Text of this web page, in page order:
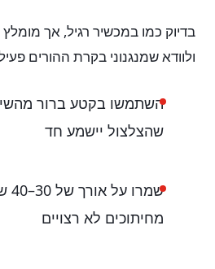
בדיוק כמו במכשיר רגיל, אך
ולוודא שמנגנוני בקרת ההורים
השתמשו בקטע ברור
שהצלצול יישמע חד
מחיתוכים לא רצויים